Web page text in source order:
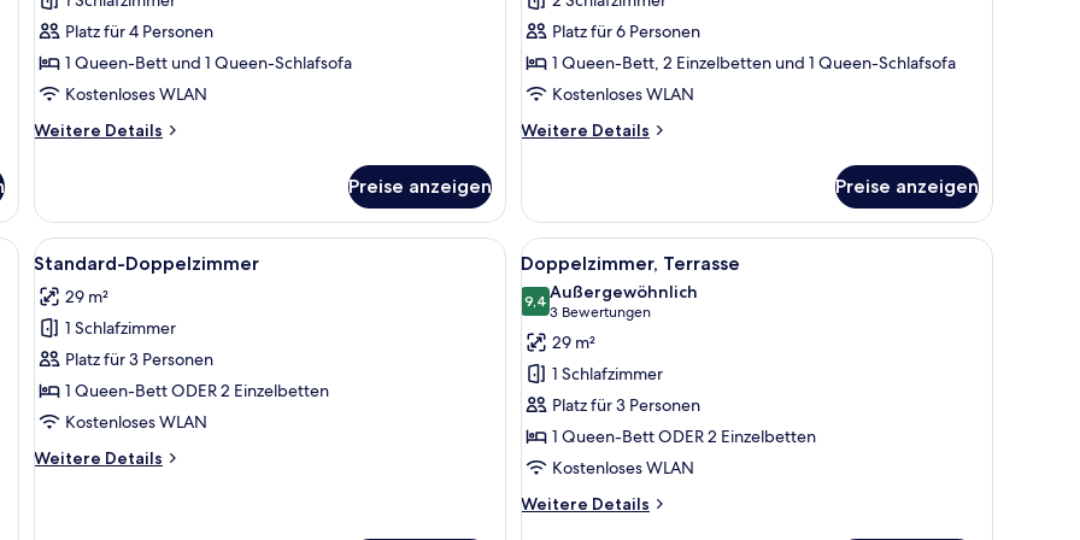
Schlafzimmer,
Balkon
anzeigen
Platz für 4 Personen
1 Queen-Bett und 1 Queen-Schlafsofa
Kostenloses WLAN
Weitere Details
Weitere
Apartment,
Schlafzimmer,
Preise anzeigen
2 Schlafzimmer
anzeigen
Platz für 6 Personen
1 Queen-Bett, 2 Einzelbetten und 1 Queen-Schlafsofa
Kostenloses WLAN
Weitere Details
Weitere
Apartment,
2 Schlafzimmer
Preise anzeigen
einem großen Bett, einem schwarzen Nachttisch, einer Nachttischlampe und Blick auf die Stadt durch große Fenster.
Alle
Fotos
für
Standard-
Doppelzimmer
anzeigen
Ein modernes Hotelzimmer mit einem großen Bett, einem Schreibtisch mit Stuhl, einem kleinen Tisch und einem
4
Standard-Doppelzimmer
29 m²
1 Schlafzimmer
Platz für 3 Personen
1 Queen-Bett ODER 2 Einzelbetten
Kostenloses WLAN
Weitere Details
Weitere
Alle
Fotos
für
Doppelzimmer,
Terrasse
anzeigen
Ein Hotelzimmer mit einem großen Bett,
4
Doppelzimmer, Terrasse
9,49,4 von 10
Außergewöhnlich
3 Bewertungen
(3
Bewertungen)
29 m²
1 Schlafzimmer
Platz für 3 Personen
1 Queen-Bett ODER 2 Einzelbetten
Kostenloses WLAN
Weitere Details
Weitere